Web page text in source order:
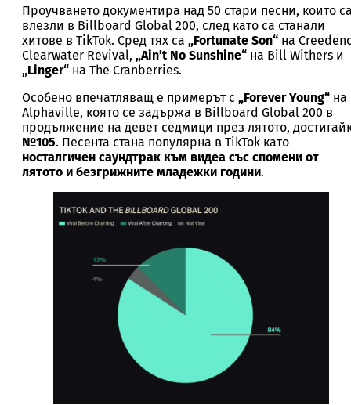
Проучването документира над 50 стари песни, които
влезли в Billboard Global 200, след като са станали
хитове в TikTok. Сред тях са „Fortunate Son“ на
Clearwater Revival, „Ain’t No Sunshine“ на Bill Withers и
„Linger“ на The Cranberries.
Особено впечатляващ е примерът с „Forever Young“ на
Alphaville, която се задържа в Billboard Global 200 в
продължение на девет седмици през лятото,
№105. Песента стана популярна в TikTok като
носталгичен саундтрак към видеа със спомени от
лятото и безгрижните младежки години.